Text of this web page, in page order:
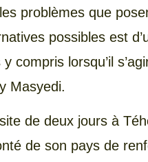
problèmes que
possibles est
compris lorsqu’il
Masyedi.
de deux jours à
de son pays de